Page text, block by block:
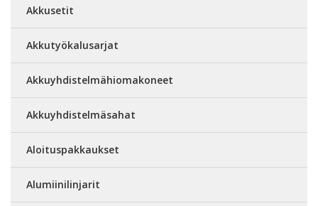
Akkusetit
Akkutyökalusarjat
Akkuyhdistelmähiomakoneet
Akkuyhdistelmäsahat
Aloituspakkaukset
Alumiinilinjarit